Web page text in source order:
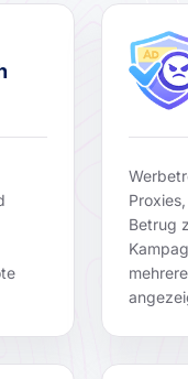
Betrug